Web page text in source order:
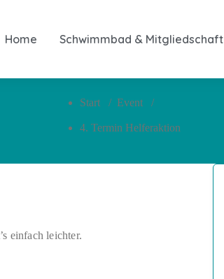
Home Schwimmbad & Mitgliedschaft
Start / Event /
4. Termin Helferaktion
einfach leichter.